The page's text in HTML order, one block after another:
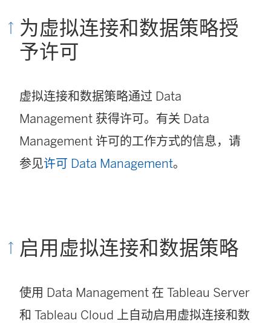
为虚拟连接和数据策略授
予许可
虚拟连接和数据策略通过 Data
Management 获得许可。有关 Data
Management 许可的工作方式的信息，请
参见许可 Data Management。
启用虚拟连接和数据策略
使用 Data Management 在 Tableau Server
和 Tableau Cloud 上自动启用虚拟连接和数